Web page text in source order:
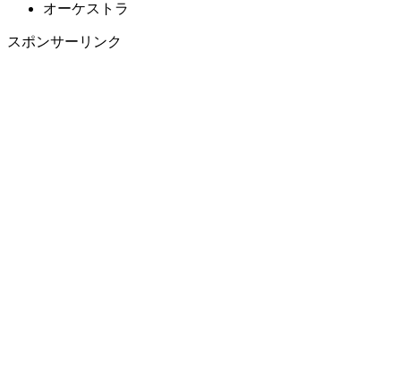
オーケストラ
スポンサーリンク